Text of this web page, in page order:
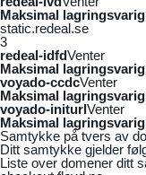
Maksimal
static.redeal.se
3
redeal-idfdVenter
Maksimal
voyado-ccdcVenter
Maksimal
voyado-initurlVenter
Maksimal
Samtykke på tvers av
Ditt samtykke gjelder
Liste over domener ditt